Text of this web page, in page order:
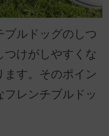
ルドッグのしつ
つけがしやすくな
ます。そのポイン
フレンチブルドッ